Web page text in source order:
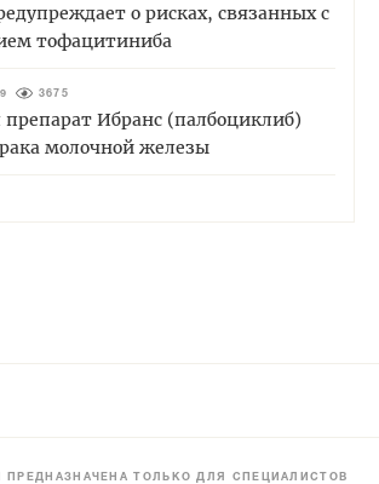
о рисках, связанных с
тофацитиниба
3675
препарат Ибранс (палбоциклиб)
молочной железы
ПРЕДНАЗНАЧЕНА ТОЛЬКО ДЛЯ СПЕЦИАЛИСТОВ